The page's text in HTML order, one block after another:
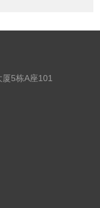
5栋A座101